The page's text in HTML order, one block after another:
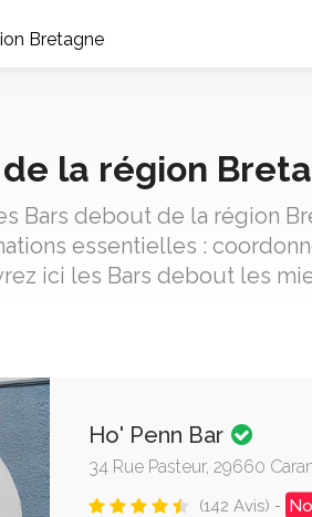
Bretagne
la région
Bars debout de la région
essentielles :
ici les Bars debout les
Ho' Penn Bar
34 Rue Pasteur, 29660
(142 Avis) -